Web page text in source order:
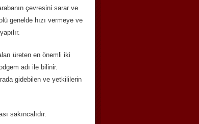
çevresini sarar ve
genelde hızı vermeye ve
üreten en önemli iki
adı ile bilinir.
gidebilen ve yetkililerin
sakıncalıdır.